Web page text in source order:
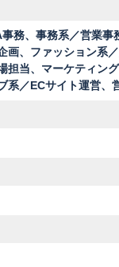
務、事務系／営業事
画、ファッション系
担当、マーケティン
系／ECサイト運営、